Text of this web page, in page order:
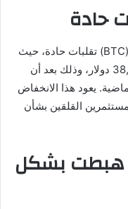
حادة
سوق العملات الرقمية، شهدت البيتكوين (BTC) تقلبات حادة، حيث
انخفض سعرها بنسبة 4% لتصل إلى 38,000 دولار، وذلك بعد أن
يعود هذا الانخفاض
القلقين بشأن
هبطت بشكل